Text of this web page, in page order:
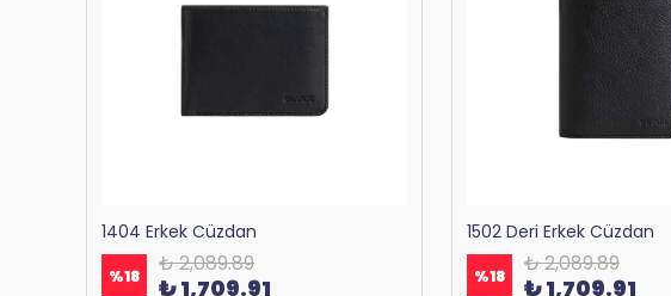
1404 Erkek Cüzdan
%18 ₺ 2,089.89
₺ 1,709.91
1502 Deri Erkek Cüzdan
%18 ₺ 2,089.89
₺ 1,709.91